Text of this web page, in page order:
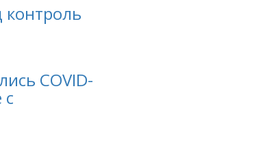
контроль
COVID-